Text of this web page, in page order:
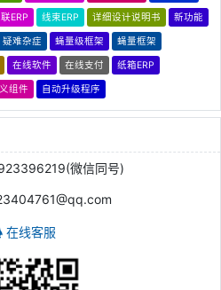
ERP 线束ERP 详细设计说明书 新功能
疑难杂症 蝇量级框架 蝇量框架
在线软件 在线支付 纸箱ERP
组件 自动升级程序
微信同号)
在线客服